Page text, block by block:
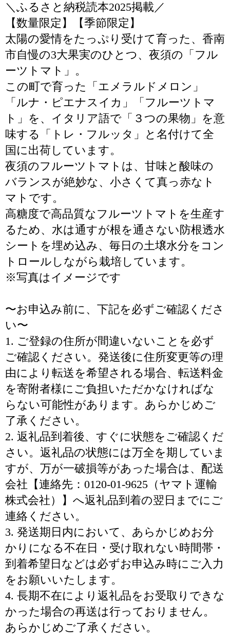
＼ふるさと納税読本2025掲載／
【数量限定】【季節限定】
太陽の愛情をたっぷり受けて育った、香南
市自慢の3大果実のひとつ、夜須の「フル
ーツトマト」。
この町で育った「エメラルドメロン」
「ルナ・ピエナスイカ」「フルーツトマ
ト」を、イタリア語で「３つの果物」を意
味する「トレ・フルッタ」と名付けて全
国に出荷しています。
夜須のフルーツトマトは、甘味と酸味の
バランスが絶妙な、小さくて真っ赤なト
マトです。
高糖度で高品質なフルーツトマトを生産す
るため、水は通すが根を通さない防根透水
シートを埋め込み、毎日の土壌水分をコン
トロールしながら栽培しています。
※写真はイメージです
〜お申込み前に、下記を必ずご確認くださ
い〜
1. ご登録の住所が間違いないことを必ず
ご確認ください。発送後に住所変更等の理
由により転送を希望される場合、転送料金
を寄附者様にご負担いただかなければな
らない可能性があります。あらかじめご
了承ください。
2. 返礼品到着後、すぐに状態をご確認くだ
さい。返礼品の状態には万全を期していま
すが、万が一破損等があった場合は、配送
会社【連絡先：0120-01-9625（ヤマト運輸
株式会社）】へ返礼品到着の翌日までにご
連絡ください。
3. 発送期日内において、あらかじめお分
かりになる不在日・受け取れない時間帯・
到着希望日などは必ずお申込み時にご入力
をお願いいたします。
4. 長期不在により返礼品をお受取りできな
かった場合の再送は行っておりません。
あらかじめご了承ください。